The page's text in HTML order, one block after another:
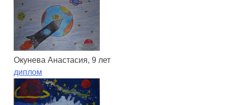
Окунева Анастасия, 9 лет
диплом